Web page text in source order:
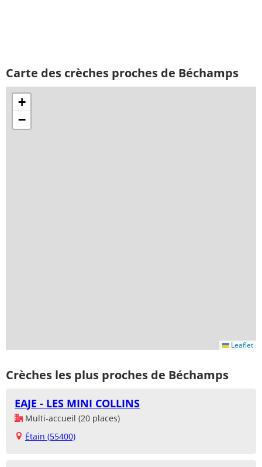
Carte des crèches proches de Béchamps
+
−
Leaflet
Crèches les plus proches de Béchamps
EAJE - LES MINI COLLINS
Multi-accueil (20 places)
Étain (55400)